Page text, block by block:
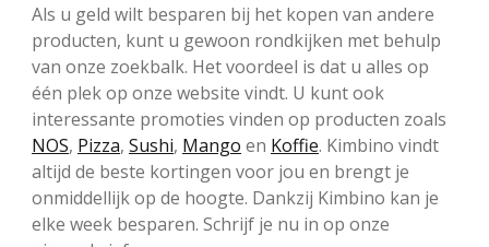
Als u geld wilt besparen bij het kopen van andere
producten, kunt u gewoon rondkijken met behulp
van onze zoekbalk. Het voordeel is dat u alles op
één plek op onze website vindt. U kunt ook
interessante promoties vinden op producten zoals
NOS, Pizza, Sushi, Mango en Koffie. Kimbino vindt
altijd de beste kortingen voor jou en brengt je
onmiddellijk op de hoogte. Dankzij Kimbino kan je
elke week besparen. Schrijf je nu in op onze